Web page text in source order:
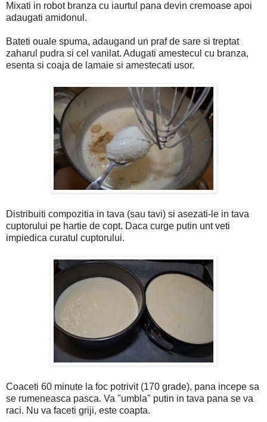
Mixati in robot branza cu iaurtul pana devin cremoase apoi
adaugati amidonul.
Bateti ouale spuma, adaugand un praf de sare si treptat
zaharul pudra si cel vanilat. Adugati amestecul cu branza,
esenta si coaja de lamaie si amestecati usor.
Distribuiti compozitia in tava (sau tavi) si asezati-le in tava
cuptorului pe hartie de copt. Daca curge putin unt veti
impiedica curatul cuptorului.
Coaceti 60 minute la foc potrivit (170 grade), pana incepe sa
se rumeneasca pasca. Va "umbla" putin in tava pana se va
raci. Nu va faceti griji, este coapta.